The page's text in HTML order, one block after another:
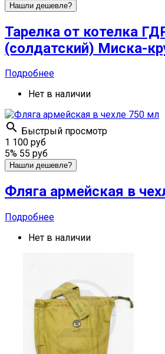
Нашли дешевле?
Тарелка от котелка
(солдатский) Миска-
Подробнее
Нет в наличии
 Быстрый просмотр
1 100 руб
5% 55 руб
Нашли дешевле?
Фляга армейская в
Подробнее
Нет в наличии